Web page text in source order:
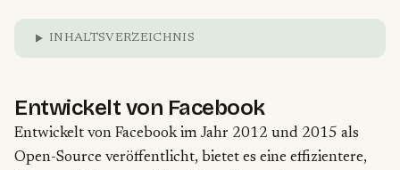
INHALTSVERZEICHNIS
Entwickelt von Facebook
Entwickelt von Facebook im Jahr 2012 und 2015 als
Open-Source veröffentlicht, bietet es eine effizientere,